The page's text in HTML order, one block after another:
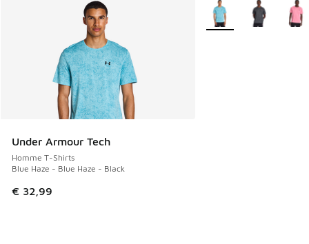
Under Armour Tech
Homme T-Shirts
Blue Haze - Blue Haze - Black
€ 32,99
Plus de couleurs